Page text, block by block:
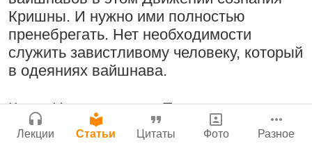
1:14:02
2008| Бойсе, Айдахо, США
служений
1:05:35 7 сентября 2008|
Кришны. И нужно ими полностью
пренебрегать. Нет необходимости
служить завистливому человеку, который
в одеяниях вайшнава.
Когда Нароттама дас Тхакур говорит:
чхадийа вайшнава-сева нистара пайечхе
(из комментария к «Шримад-
22 июля 2026
Джанмаштами в Тбилиси 2025
Лекции Статьи Цитаты Фото Разное